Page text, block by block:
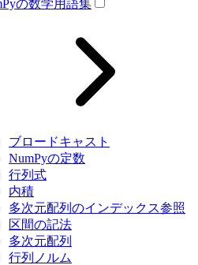
の数学用語集
ブロードキャスト
NumPyの定数
行列式
内積
多次元配列のインデックス参照
区間の記法
多次元配列
行列ノルム